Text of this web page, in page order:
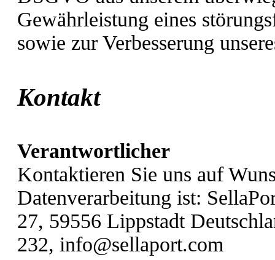
Gewährleistung eines
sowie zur Verbesserung
Kontakt
Verantwortlicher
Kontaktieren Sie uns auf
Datenverarbeitung ist:
27, 59556 Lippstadt
232, info@sellaport.com